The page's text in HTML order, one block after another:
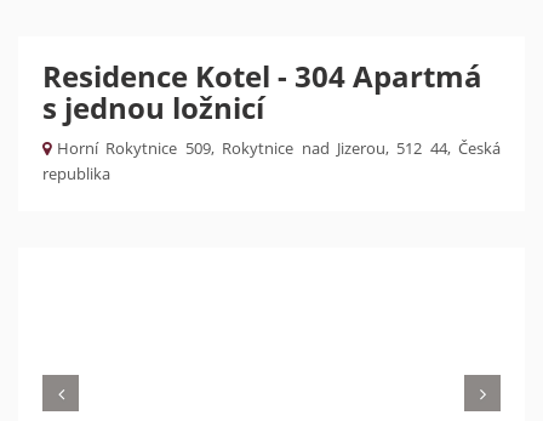
Residence Kotel - 304 Apartmá
s jednou ložnicí
Horní Rokytnice 509, Rokytnice nad Jizerou, 512 44, Česká
republika